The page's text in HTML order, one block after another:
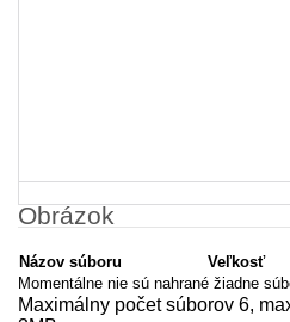
Obrázok
Názov súboru
Veľkosť
Momentálne nie sú nahrané žiadne
Maximálny počet súborov 6,